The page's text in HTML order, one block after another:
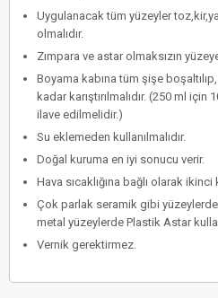
Uygulanacak tüm yüzeyler
olmalıdır.
Zımpara ve astar olmaksızın
Boyama kabına tüm şişe
kadar karıştırılmalıdır. (250 ml
ilave edilmelidir.)
Su eklemeden kullanılmalıdır.
Doğal kuruma en iyi sonucu verir.
Hava sıcaklığına bağlı olarak
Çok parlak seramik gibi
metal yüzeylerde Plastik Astar
Vernik gerektirmez.